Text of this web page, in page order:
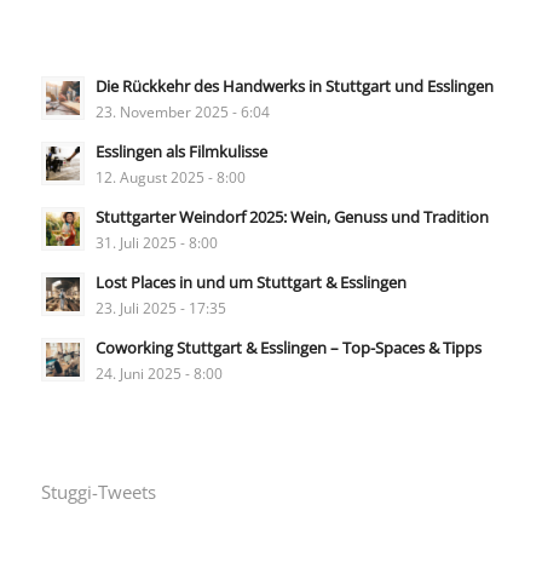
Die Rückkehr des Handwerks in Stuttgart und Esslingen
23. November 2025 - 6:04
Esslingen als Filmkulisse
12. August 2025 - 8:00
Stuttgarter Weindorf 2025: Wein, Genuss und Tradition
31. Juli 2025 - 8:00
Lost Places in und um Stuttgart & Esslingen
23. Juli 2025 - 17:35
Coworking Stuttgart & Esslingen – Top-Spaces & Tipps
24. Juni 2025 - 8:00
Stuggi-Tweets